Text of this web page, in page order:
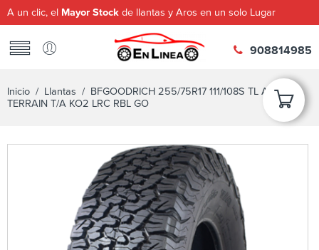
A un clic, el Mayor Stock de llantas y Aros en un solo Lugar
908814985
Inicio / Llantas / BFGOODRICH 255/75R17 111/108S TL ALL-
TERRAIN T/A KO2 LRC RBL GO